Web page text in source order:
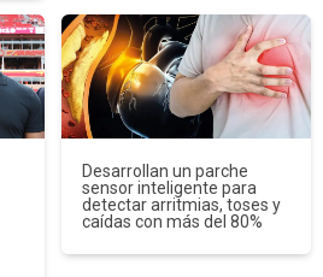
Desarrollan un parche
sensor inteligente para
detectar arritmias, toses y
caídas con más del 80%